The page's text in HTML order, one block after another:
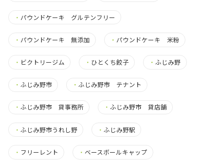
・ パウンドケーキ グルテンフリー
・ パウンドケーキ 無添加 ・ パウンドケーキ 米粉
・ ビクトリージム ・ ひとくち餃子 ・ふじみ野
・ ふじみ野市 ・ふじみ野市 テナント
・ ふじみ野市 貸事務所 ・ふじみ野市 貸店舗
・ ふじみ野市うれし野 ・ふじみ野駅
・ フリーレント ・ ベースボールキャップ